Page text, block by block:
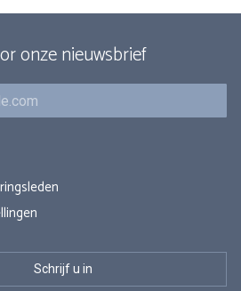
onze nieuwsbrief